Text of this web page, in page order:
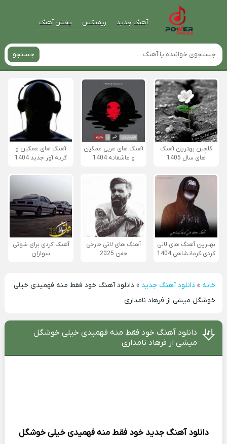
آهنگ جدید ریمیکس پخش آهنگ
جستجو
گلچین بهترین آهنگ
های سال 1405
آهنگ های عربی غمگین
و عاشقانه 1404
آهنگ های غمگین و
گریه آور جدید 1404
بهترین آهنگ های لاتی
کردی کرمانشاهی 1404
آهنگ های لاتی خارجی
خفن 2025
آهنگ کردی برای شوتی
سواران
خانه» دانلود آهنگ جدید » دانلود آهنگ خود فقط منه فهمیدی خیلی
خوشگل میشی از فرهاد نامداری
دانلود آهنگ خود فقط منه فهمیدی خیلی خوشگل
میشی از فرهاد نامداری
دانلود آهنگ جدید خود فقط منه فهمیدی خیلی خوشگل